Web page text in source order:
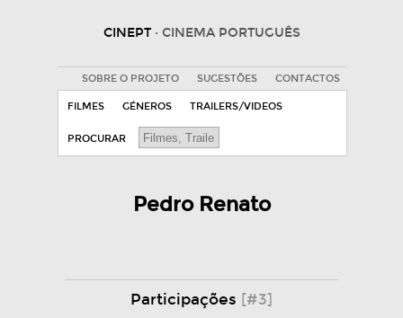
CINEPT · CINEMA PORTUGUÊS
SOBRE O PROJETO SUGESTÕES CONTACTOS
FILMES GÉNEROS TRAILERS/VIDEOS
PROCURAR
Pedro Renato
Participações [#3]